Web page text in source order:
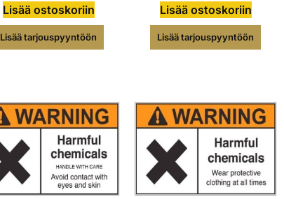
Lisää ostoskoriin
Lisää tarjouspyyntöön
Lisää ostoskoriin
Lisää tarjouspyyntöön